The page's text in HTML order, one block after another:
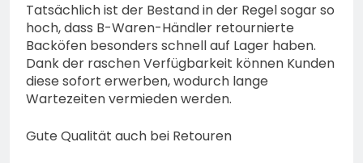
Tatsächlich ist der Bestand in der Regel sogar so
hoch, dass B-Waren-Händler retournierte
Backöfen besonders schnell auf Lager haben.
Dank der raschen Verfügbarkeit können Kunden
diese sofort erwerben, wodurch lange
Wartezeiten vermieden werden.
Gute Qualität auch bei Retouren